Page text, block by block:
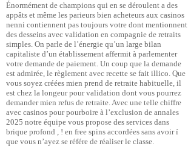
Énormément de champions qui en se déroulent a des
appâts et même les parieurs bien acheteurs aux casinos
nenni contiennent pas toujours votre dont mentionnent
des desseins avec validation en compagnie de retraits
simples. On parle de l’énergie qu’un large bilan
capitaliste d’un établissement affermit à parlementer
votre demande de paiement. Un coup que la demande
est admirée, le règlement avec recette se fait illico. Que
vous soyez créées mien prend de retraite habituelle, il
est chez la longeur pour validation dont vous pourrez
demander mien refus de retraite. Avec une telle chiffre
avec casinos pour pourboire à l’exclusion de annales
2025 notre équipe vous propose des services dans
brique profond , ! en free spins accordées sans avoir í
que vous n’ayez se référe de réaliser le classe.